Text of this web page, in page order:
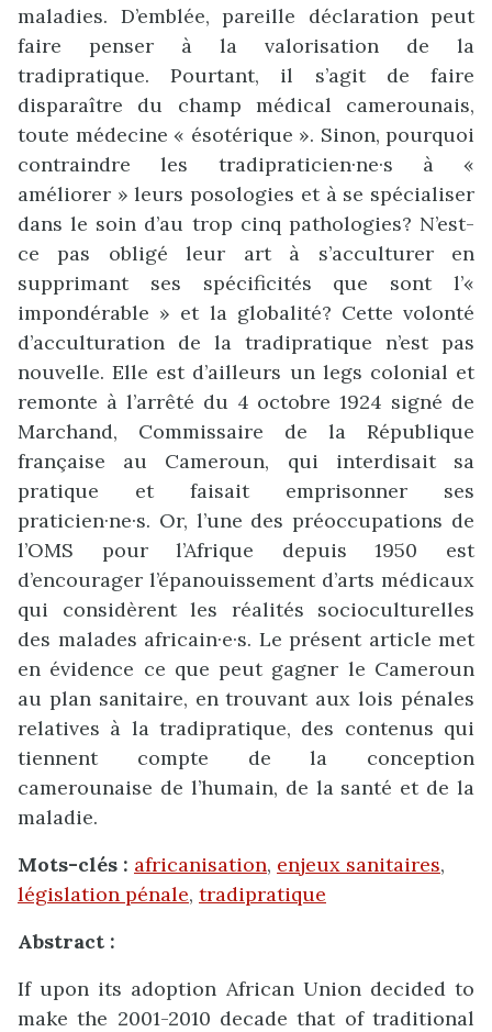
maladies. D’emblée, pareille déclaration peut
faire penser à la valorisation de la
tradipratique. Pourtant, il s’agit de faire
disparaître du champ médical camerounais,
toute médecine « ésotérique ». Sinon, pourquoi
contraindre les tradipraticien·ne·s à «
améliorer » leurs posologies et à se spécialiser
dans le soin d’au trop cinq pathologies? N’est-
ce pas obligé leur art à s’acculturer en
supprimant ses spécificités que sont l’«
impondérable » et la globalité? Cette volonté
d’acculturation de la tradipratique n’est pas
nouvelle. Elle est d’ailleurs un legs colonial et
remonte à l’arrêté du 4 octobre 1924 signé de
Marchand, Commissaire de la République
française au Cameroun, qui interdisait sa
pratique et faisait emprisonner ses
praticien·ne·s. Or, l’une des préoccupations de
l’OMS pour l’Afrique depuis 1950 est
d’encourager l’épanouissement d’arts médicaux
qui considèrent les réalités socioculturelles
des malades africain·e·s. Le présent article met
en évidence ce que peut gagner le Cameroun
au plan sanitaire, en trouvant aux lois pénales
relatives à la tradipratique, des contenus qui
tiennent compte de la conception
camerounaise de l’humain, de la santé et de la
maladie.
Mots-clés : africanisation, enjeux sanitaires,
législation pénale, tradipratique
Abstract :
If upon its adoption African Union decided to
make the 2001-2010 decade that of traditional